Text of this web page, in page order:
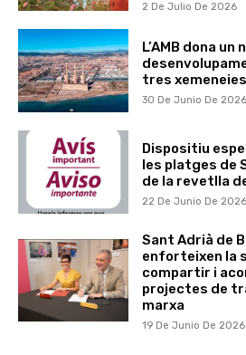
2 De Julio De 2026
L’AMB dona un
tres xemeneies
30 De Junio De 2026
Dispositiu
les platges de
de la revetlla
22 De Junio De 2026
Sant Adrià de
enforteixen la
compartir i
projectes de
marxa
19 De Junio De 2026